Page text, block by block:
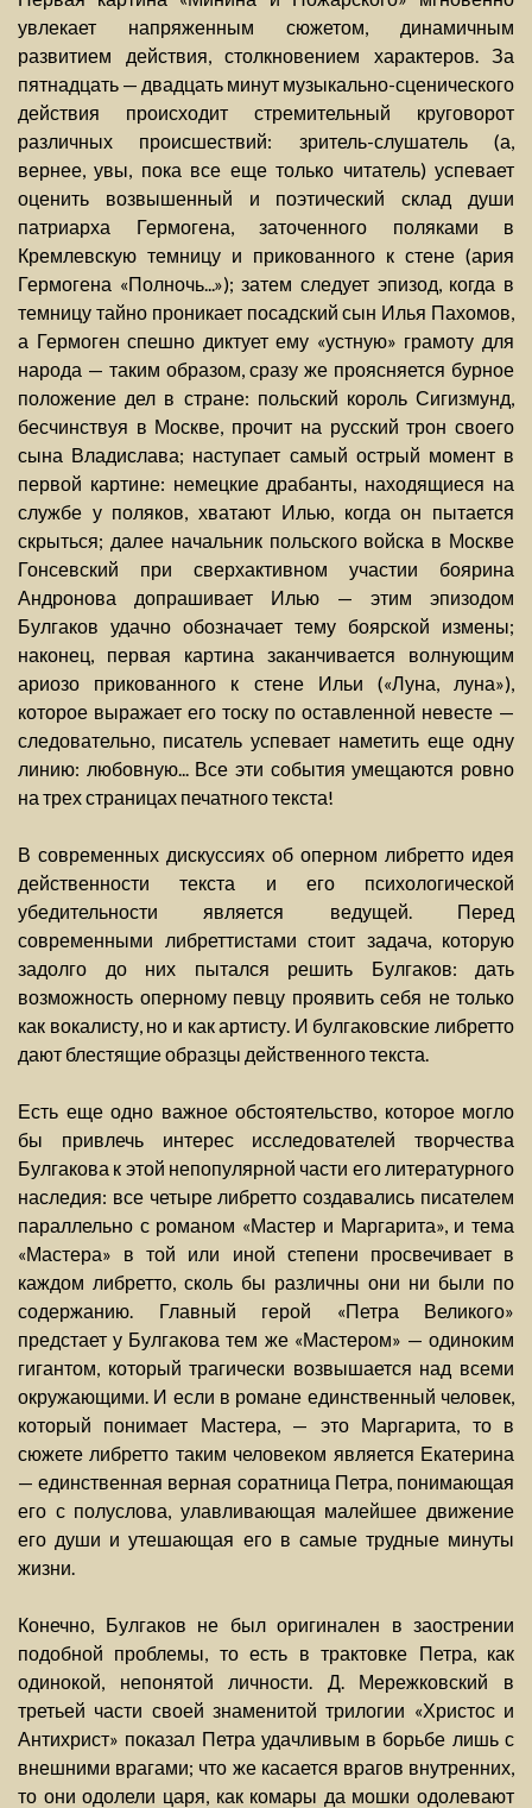
увлекает напряженным сюжетом, динамичным
развитием действия, столкновением характеров. За
пятнадцать — двадцать минут музыкально-сценического
действия происходит стремительный круговорот
различных происшествий: зритель-слушатель (а,
вернее, увы, пока все еще только читатель) успевает
оценить возвышенный и поэтический склад души
патриарха Гермогена, заточенного поляками в
Кремлевскую темницу и прикованного к стене (ария
Гермогена «Полночь...»); затем следует эпизод, когда в
темницу тайно проникает посадский сын Илья Пахомов,
а Гермоген спешно диктует ему «устную» грамоту для
народа — таким образом, сразу же проясняется бурное
положение дел в стране: польский король Сигизмунд,
бесчинствуя в Москве, прочит на русский трон своего
сына Владислава; наступает самый острый момент в
первой картине: немецкие драбанты, находящиеся на
службе у поляков, хватают Илью, когда он пытается
скрыться; далее начальник польского войска в Москве
Гонсевский при сверхактивном участии боярина
Андронова допрашивает Илью — этим эпизодом
Булгаков удачно обозначает тему боярской измены;
наконец, первая картина заканчивается волнующим
ариозо прикованного к стене Ильи («Луна, луна»),
которое выражает его тоску по оставленной невесте —
следовательно, писатель успевает наметить еще одну
линию: любовную... Все эти события умещаются ровно
на трех страницах печатного текста!
В современных дискуссиях об оперном либретто идея
действенности текста и его психологической
убедительности является ведущей. Перед
современными либреттистами стоит задача, которую
задолго до них пытался решить Булгаков: дать
возможность оперному певцу проявить себя не только
как вокалисту, но и как артисту. И булгаковские либретто
дают блестящие образцы действенного текста.
Есть еще одно важное обстоятельство, которое могло
бы привлечь интерес исследователей творчества
Булгакова к этой непопулярной части его литературного
наследия: все четыре либретто создавались писателем
параллельно с романом «Мастер и Маргарита», и тема
«Мастера» в той или иной степени просвечивает в
каждом либретто, сколь бы различны они ни были по
содержанию. Главный герой «Петра Великого»
предстает у Булгакова тем же «Мастером» — одиноким
гигантом, который трагически возвышается над всеми
окружающими. И если в романе единственный человек,
который понимает Мастера, — это Маргарита, то в
сюжете либретто таким человеком является Екатерина
— единственная верная соратница Петра, понимающая
его с полуслова, улавливающая малейшее движение
его души и утешающая его в самые трудные минуты
жизни.
Конечно, Булгаков не был оригинален в заострении
подобной проблемы, то есть в трактовке Петра, как
одинокой, непонятой личности. Д. Мережковский в
третьей части своей знаменитой трилогии «Христос и
Антихрист» показал Петра удачливым в борьбе лишь с
внешними врагами; что же касается врагов внутренних,
то они одолели царя, как комары да мошки одолевают